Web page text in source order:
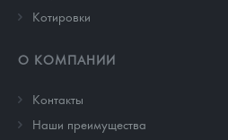
Котировки
О КОМПАНИИ
Контакты
Наши преимущества